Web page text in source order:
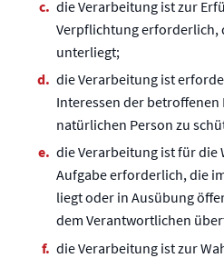
die Verarbeitung ist zur
Verpflichtung erforderlich,
unterliegt;
die Verarbeitung ist
Interessen der
natürlichen Person zu
die Verarbeitung ist für die
Aufgabe erforderlich, die
liegt oder in Ausübung
dem Verantwortlichen
die Verarbeitung ist zur